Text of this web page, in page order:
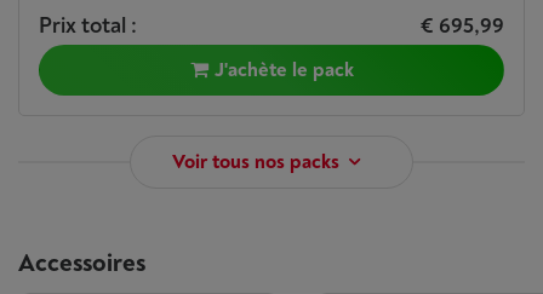
Prix total : € 695,99
J'achète le pack
Voir tous nos packs
Accessoires